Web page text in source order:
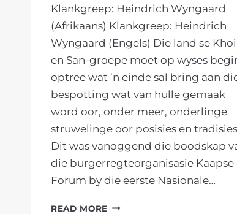
Klankgreep: Heindrich Wyngaard
(Afrikaans) Klankgreep: Heindrich
Wyngaard (Engels) Die land se
en San-groepe moet op wyses
optree wat ’n einde sal bring aan
bespotting wat van hulle gemaak
word oor, onder meer, onderlinge
struwelinge oor posisies en
Dit was vanoggend die boodskap
die burgerregteorganisasie Kaapse
Forum by die eerste Nasionale…
READ MORE ’N